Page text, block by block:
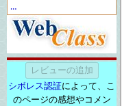
…
シボレス認証によって、こ
のページの感想やコメン